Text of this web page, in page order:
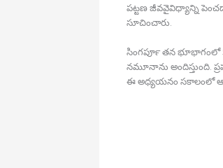
పట్టణ జీవవైవిధ్యాన్ని
సూచించారు.
సింగపూర్‍ తన భూభాగంలో
నమూనాను అందిస్తుంది.
ఈ అధ్యయనం సకాలంలో